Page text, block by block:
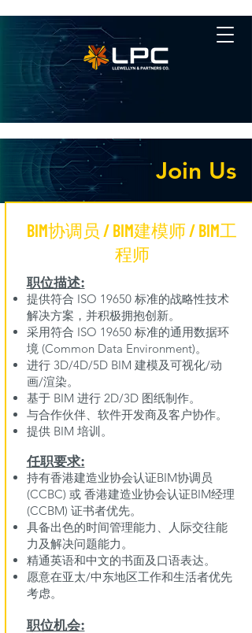
Join Us
BIM协调员 / BIM建模师 / BIM工
程师
职位描述:
提供符合 ISO 19650 标准的战略性技术
解决方案，并积极拥抱创新。
采用符合 ISO 19650 标准的通用数据环
境 (Common Data Environment)。
进行 3D/4D/5D BIM 建模及可视化/动
画/渲染。
基于 BIM 进行 2D/3D 图纸制作。
与合作伙伴、软件开发商及客户协作。
提供 BIM 培训。
任职要求:​
持有香港建造业协会认证BIM协调员
(CCBC) 或 香港建造业协会认证BIM经理
(CCBM) 证书者优先。
具备出色的时间管理能力、人际交往能
力及解决问题能力。
精通英语和中文的书面及口语表达。
愿意在亚太/中东地区工作和生活者优先
考虑。
职位机会: